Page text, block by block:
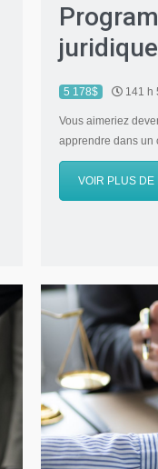
5 178$ 141 h
Vous aimeriez
apprendre dans un
VOIR PLUS DE